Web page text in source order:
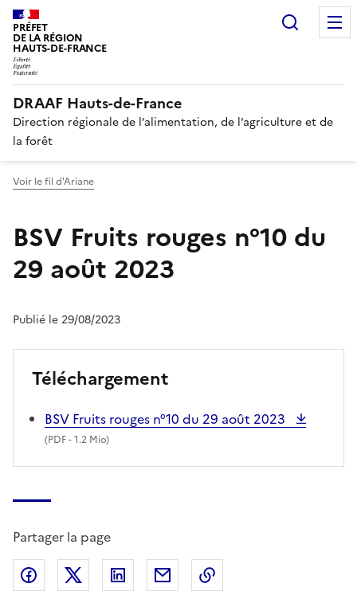
PRÉFET
DE LA RÉGION
HAUTS-DE-FRANCE
DRAAF Hauts-de-France
Direction régionale de l’alimentation, de l’agriculture et de
la forêt
Voir le fil d'Ariane
BSV Fruits rouges n°10 du
29 août 2023
Publié le 29/08/2023
Téléchargement
BSV Fruits rouges n°10 du 29 août 2023
(PDF- 1.2 Mio)
Partager la page
Partager sur Facebook
Partager sur X (anciennement Twitter)
Partager sur LinkedIn
Partager par email